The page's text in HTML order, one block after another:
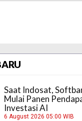
Saat Indosat,
Mulai Panen
Investasi AI
6 August 2026 05:00 WIB